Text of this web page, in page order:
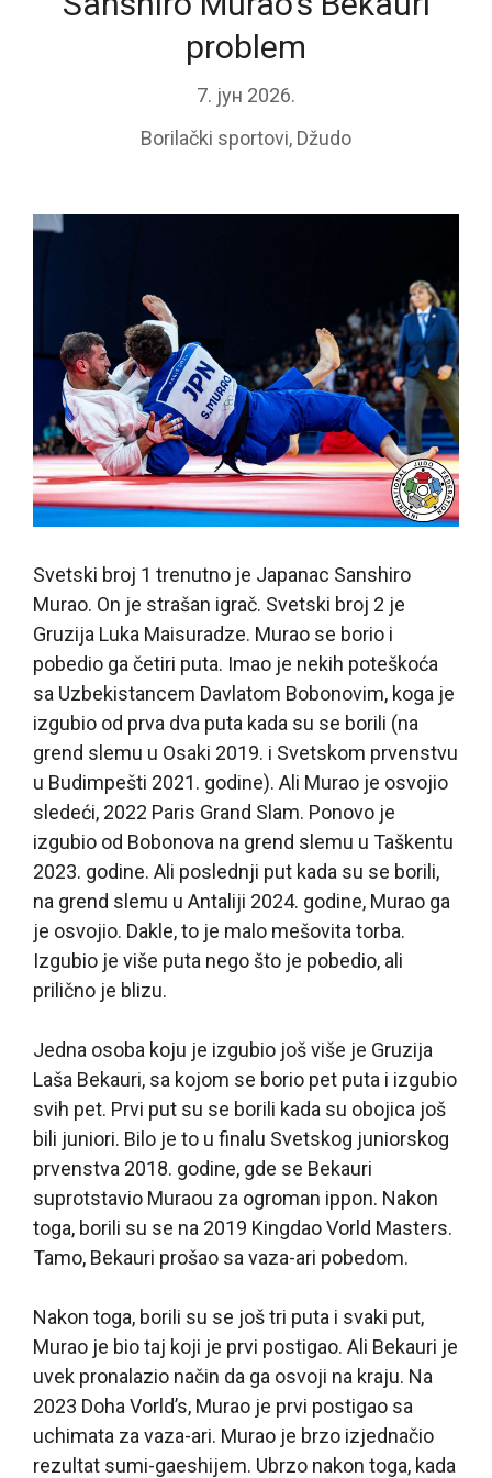
problem
7. јун 2026.
Borilački sportovi, Džudo
Svetski broj 1 trenutno je Japanac Sanshiro
Murao. On je strašan igrač. Svetski broj 2 je
Gruzija Luka Maisuradze. Murao se borio i
pobedio ga četiri puta. Imao je nekih poteškoća
sa Uzbekistancem Davlatom Bobonovim, koga je
izgubio od prva dva puta kada su se borili (na
grend slemu u Osaki 2019. i Svetskom prvenstvu
u Budimpešti 2021. godine). Ali Murao je osvojio
sledeći, 2022 Paris Grand Slam. Ponovo je
izgubio od Bobonova na grend slemu u Taškentu
2023. godine. Ali poslednji put kada su se borili,
na grend slemu u Antaliji 2024. godine, Murao ga
je osvojio. Dakle, to je malo mešovita torba.
Izgubio je više puta nego što je pobedio, ali
prilično je blizu.
Jedna osoba koju je izgubio još više je Gruzija
Laša Bekauri, sa kojom se borio pet puta i izgubio
svih pet. Prvi put su se borili kada su obojica još
bili juniori. Bilo je to u finalu Svetskog juniorskog
prvenstva 2018. godine, gde se Bekauri
suprotstavio Muraou za ogroman ippon. Nakon
toga, borili su se na 2019 Kingdao Vorld Masters.
Tamo, Bekauri prošao sa vaza-ari pobedom.
Nakon toga, borili su se još tri puta i svaki put,
Murao je bio taj koji je prvi postigao. Ali Bekauri je
uvek pronalazio način da ga osvoji na kraju. Na
2023 Doha Vorld’s, Murao je prvi postigao sa
uchimata za vaza-ari. Murao je brzo izjednačio
rezultat sumi-gaeshijem. Ubrzo nakon toga, kada